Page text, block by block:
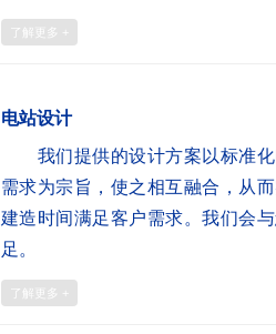
了解更多 +
电站设计
我们提供的设计方案以标准化
需求为宗旨，使之相互融合，从
建造时间满足客户需求。我们会
足。
了解更多 +